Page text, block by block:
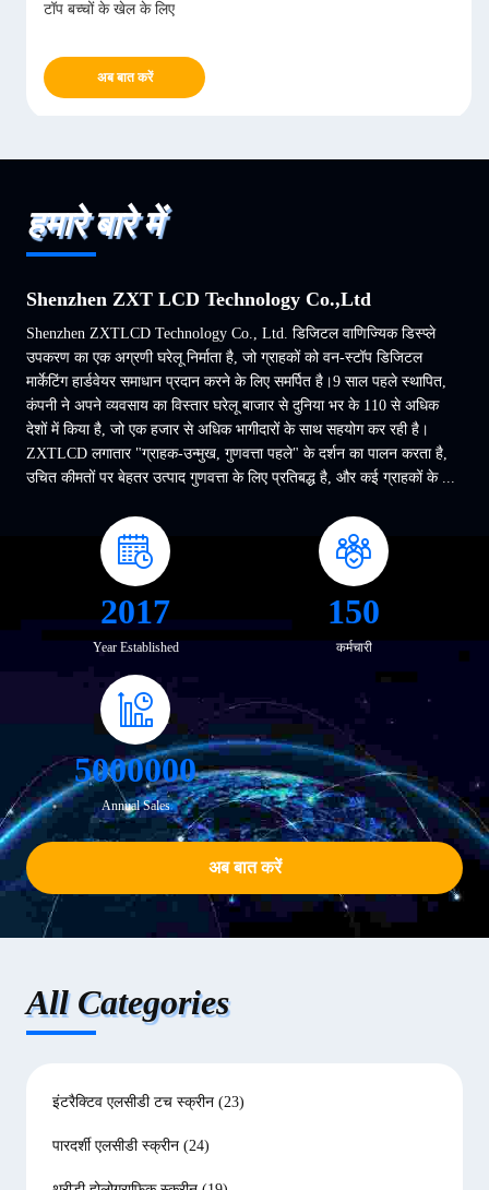
टॉप बच्चों के खेल के लिए
अब बात करें
हमारे बारे में
Shenzhen ZXT LCD Technology Co.,Ltd
Shenzhen ZXTLCD Technology Co., Ltd. डिजिटल वाणिज्यिक डिस्प्ले
उपकरण का एक अग्रणी घरेलू निर्माता है, जो ग्राहकों को वन-स्टॉप डिजिटल
मार्केटिंग हार्डवेयर समाधान प्रदान करने के लिए समर्पित है।9 साल पहले स्थापित,
कंपनी ने अपने व्यवसाय का विस्तार घरेलू बाजार से दुनिया भर के 110 से अधिक
देशों में किया है, जो एक हजार से अधिक भागीदारों के साथ सहयोग कर रही है।
ZXTLCD लगातार "ग्राहक-उन्मुख, गुणवत्ता पहले" के दर्शन का पालन करता है,
उचित कीमतों पर बेहतर उत्पाद गुणवत्ता के लिए प्रतिबद्ध है, और कई ग्राहकों के ...
2017
Year Established
150
कर्मचारी
5000000
Annual Sales
अब बात करें
All Categories
इंटरैक्टिव एलसीडी टच स्क्रीन (23)
पारदर्शी एलसीडी स्क्रीन (24)